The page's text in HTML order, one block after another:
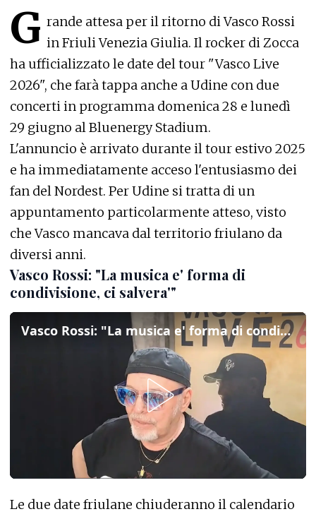
G rande attesa per il ritorno di Vasco Rossi
in Friuli Venezia Giulia. Il rocker di Zocca
ha ufficializzato le date del tour "Vasco Live
2026", che farà tappa anche a Udine con due
concerti in programma domenica 28 e lunedì
29 giugno al Bluenergy Stadium.
L'annuncio è arrivato durante il tour estivo 2025
e ha immediatamente acceso l'entusiasmo dei
fan del Nordest. Per Udine si tratta di un
appuntamento particolarmente atteso, visto
che Vasco mancava dal territorio friulano da
diversi anni.
Vasco Rossi: "La musica e' forma di
condivisione, ci salvera'"
Vasco Rossi: "La musica e' forma di condivisione, ci salvera'"
Le due date friulane chiuderanno il calendario